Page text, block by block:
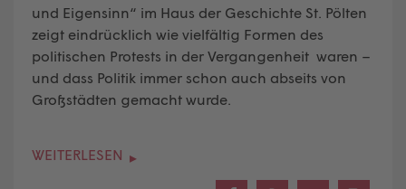
und Eigensinn“ im Haus der Geschichte St. Pölten
zeigt eindrücklich wie vielfältig Formen des
politischen Protests in der Vergangenheit waren –
und dass Politik immer schon auch abseits von
Großstädten gemacht wurde
WEITERLESEN